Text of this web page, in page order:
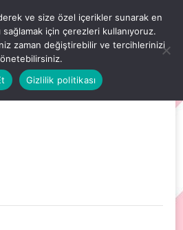
ETKİNLİKLER
ÖNCESİ ETKİNLİKLERİ
ve size özel içerikler sunarak en
sağlamak için çerezleri kullanıyoruz.
zaman değiştirebilir ve tercihlerinizi
Gizlilik politikası